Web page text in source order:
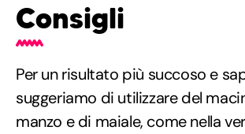
Consigli
Per un risultato più succoso e
suggeriamo di utilizzare del
manzo e di maiale, come nella